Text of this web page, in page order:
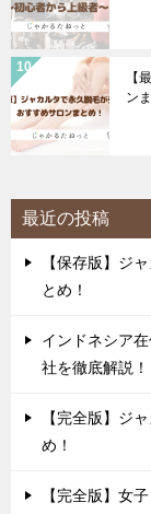
【
ン
最近の投稿
【保存版】ジ
とめ！
インドネシア
社を徹底解説！
【完全版】ジ
め！
【完全版】女